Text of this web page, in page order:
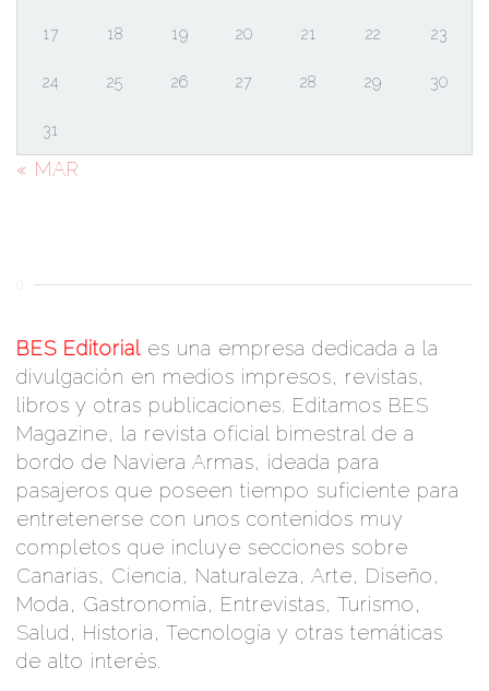
17 18 19 20 21 22 23
24 25 26 27 28 29 30
31
« MAR
BES Editorial es una empresa dedicada a la
divulgación en medios impresos, revistas,
libros y otras publicaciones. Editamos BES
Magazine, la revista oficial bimestral de a
bordo de Naviera Armas, ideada para
pasajeros que poseen tiempo suficiente para
entretenerse con unos contenidos muy
completos que incluye secciones sobre
Canarias, Ciencia, Naturaleza, Arte, Diseño,
Moda, Gastronomía, Entrevistas, Turismo,
Salud, Historia, Tecnología y otras temáticas
de alto interés.